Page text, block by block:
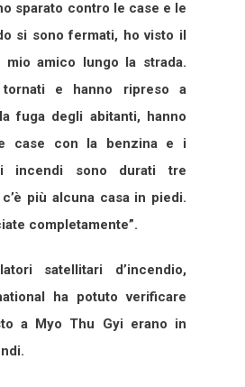
sparato contro le case e le
si sono fermati, ho visto il
mio amico lungo la strada.
e hanno ripreso a
fuga degli abitanti, hanno
case con la benzina e i
incendi sono durati tre
più alcuna casa in piedi.
completamente”.
satellitari d’incendio,
ha potuto verificare
a Myo Thu Gyi erano in